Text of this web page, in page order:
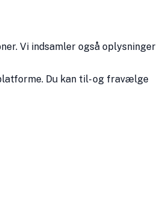
Vi indsamler også oplysninger
Du kan til- og fravælge